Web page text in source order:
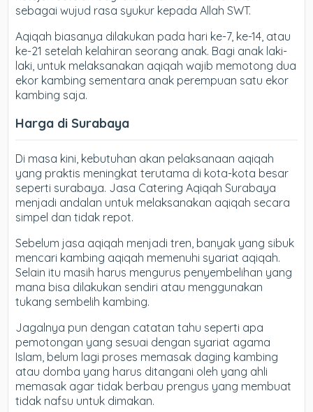
sebagai wujud rasa syukur kepada Allah SWT.
Aqiqah biasanya dilakukan pada hari ke-7, ke-14, atau
ke-21 setelah kelahiran seorang anak. Bagi anak laki-
laki, untuk melaksanakan aqiqah wajib memotong dua
ekor kambing sementara anak perempuan satu ekor
kambing saja.
Harga di Surabaya
Di masa kini, kebutuhan akan pelaksanaan aqiqah
yang praktis meningkat terutama di kota-kota besar
seperti surabaya. Jasa Catering Aqiqah Surabaya
menjadi andalan untuk melaksanakan aqiqah secara
simpel dan tidak repot.
Sebelum jasa aqiqah menjadi tren, banyak yang sibuk
mencari kambing aqiqah memenuhi syariat aqiqah.
Selain itu masih harus mengurus penyembelihan yang
mana bisa dilakukan sendiri atau menggunakan
tukang sembelih kambing.
Jagalnya pun dengan catatan tahu seperti apa
pemotongan yang sesuai dengan syariat agama
Islam, belum lagi proses memasak daging kambing
atau domba yang harus ditangani oleh yang ahli
memasak agar tidak berbau prengus yang membuat
tidak nafsu untuk dimakan.